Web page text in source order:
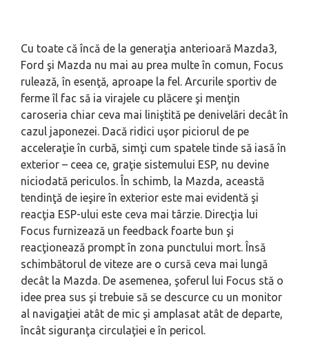
Cu toate că încă de la generaţia anterioară Mazda3,
Ford şi Mazda nu mai au prea multe în comun, Focus
rulează, în esenţă, aproape la fel. Arcurile sportiv de
ferme îl fac să ia virajele cu plăcere şi menţin
caroseria chiar ceva mai liniştită pe denivelări decât în
cazul japonezei. Dacă ridici uşor piciorul de pe
acceleraţie în curbă, simţi cum spatele tinde să iasă în
exterior – ceea ce, graţie sistemului ESP, nu devine
niciodată periculos. În schimb, la Mazda, această
tendinţă de ieşire în exterior este mai evidentă şi
reacţia ESP-ului este ceva mai târzie. Direcţia lui
Focus furnizează un feedback foarte bun şi
reacţionează prompt în zona punctului mort. Însă
schimbătorul de viteze are o cursă ceva mai lungă
decât la Mazda. De asemenea, şoferul lui Focus stă o
idee prea sus şi trebuie să se descurce cu un monitor
al navigaţiei atât de mic şi amplasat atât de departe,
încât siguranţa circulaţiei e în pericol.